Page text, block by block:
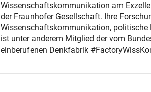
Wissenschaftskommunikation am
der Fraunhofer Gesellschaft. Ihre
Wissenschaftskommunikation,
ist unter anderem Mitglied der vom
einberufenen Denkfabrik